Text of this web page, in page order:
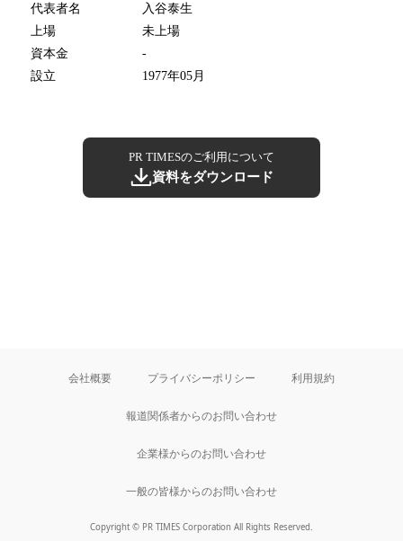
代表者名
入谷泰生
上場
未上場
資本金
-
設立
1977年05月
PR TIMESのご利用について
資料をダウンロード
会社概要 プライバシーポリシー 利用規約
報道関係者からのお問い合わせ
企業様からのお問い合わせ
一般の皆様からのお問い合わせ
Copyright © PR TIMES Corporation All Rights Reserved.